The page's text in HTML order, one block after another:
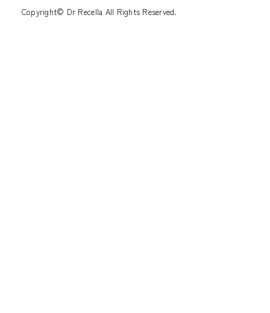
Copyright© Dr Recella All Rights Reserved.